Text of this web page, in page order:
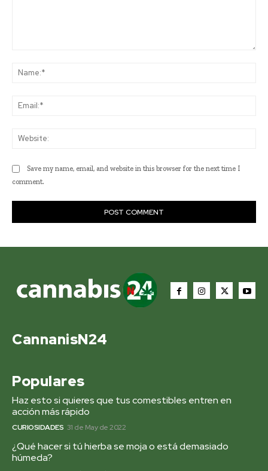
Save my name, email, and website in this browser for the next time I
comment.
CannanisN24
Populares
Haz esto si quieres que tus comestibles entren en
acción más rápido
CURIOSIDADES 31 de May de 2022
¿Qué hacer si tú hierba se moja o está demasiado
húmeda?